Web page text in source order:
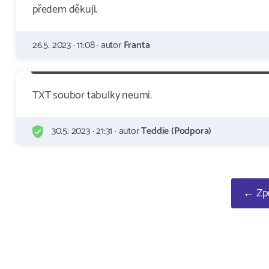
předem děkuji.
26.5. 2023 · 11:08 · autorFranta
TXT soubor tabulky neumí.
30.5. 2023 · 21:31 · autorTeddie (Podpora)
←